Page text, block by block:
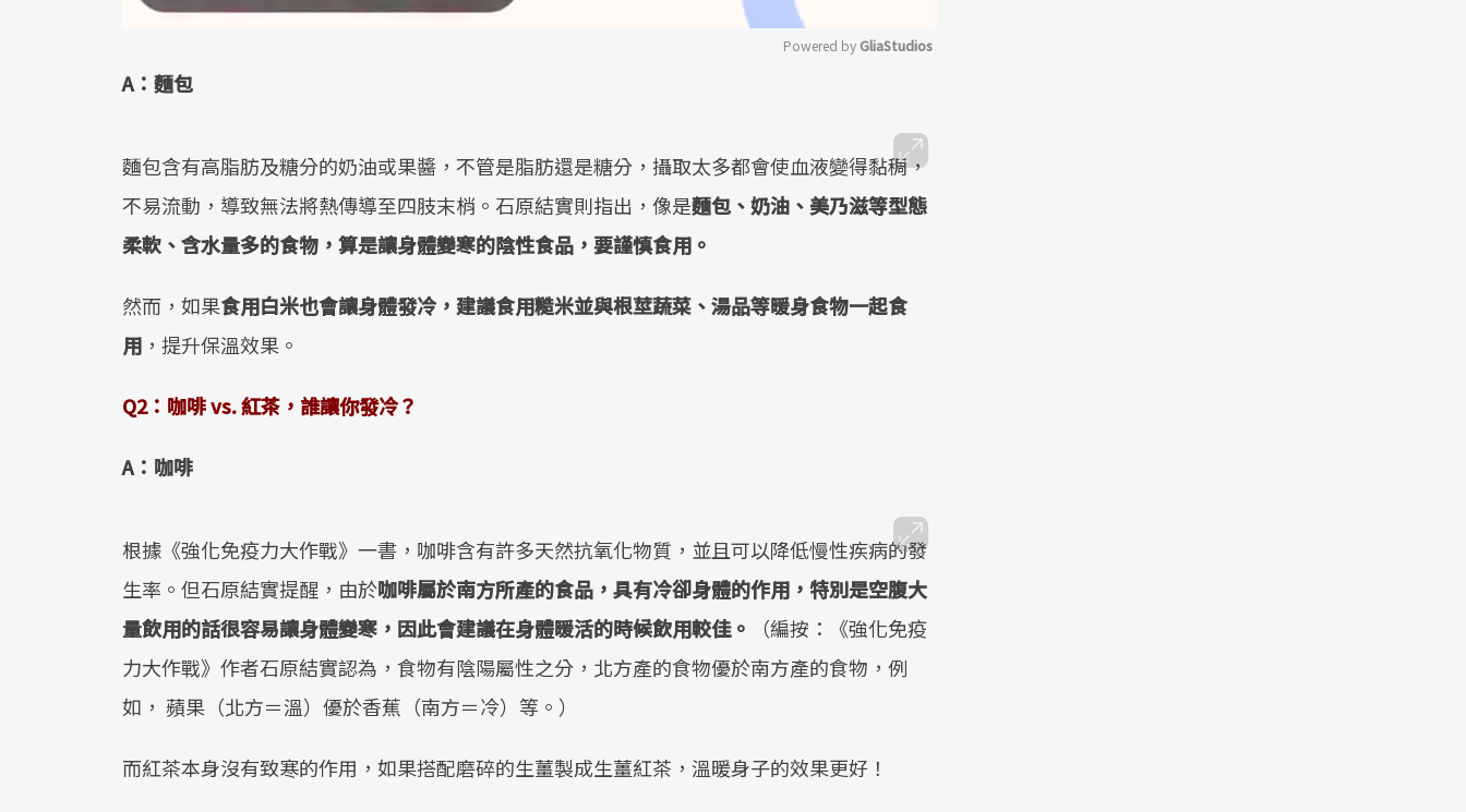
Powered by GliaStudios
A ：麵包
麵包含有高脂肪及糖分的奶油或果醬，不管是脂肪還是糖分，攝取太多都會使血液變得黏稠，
不易流動，導致無法將熱傳導至四肢末梢。石原結實則指出，像是麵包、奶油、美乃滋等型態
柔軟、含水量多的食物，算是讓身體變寒的陰性食品，要謹慎食用。
然而，如果食用白米也會讓身體發冷，建議食用糙米並與根莖蔬菜、湯品等暖身食物一起食
用 ，提升保溫效果。
Q2：咖啡vs.紅茶，誰讓你發冷？
A ：咖啡
根據《強化免疫力大作戰》一書，咖啡含有許多天然抗氧化物質，並且可以降低慢性疾病的發
生率。但石原結實提醒，由於咖啡屬於南方所產的食品，具有冷卻身體的作用，特別是空腹大
量飲用的話很容易讓身體變寒，因此會建議在身體暖活的時候飲用較佳。
（編按：《強化免疫
力大作戰》作者石原結實認為，食物有陰陽屬性之分，北方產的食物優於南方產的食物，例
如， 蘋果（北方＝溫）優於香蕉（南方＝冷）等。）
而紅茶本身沒有致寒的作用，如果搭配磨碎的生薑製成生薑紅茶，溫暖身子的效果更好！